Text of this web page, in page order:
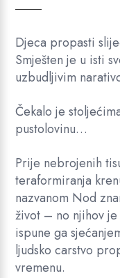
Djeca propasti
Smješten je u isti
uzbudljivim
Čekalo je
pustolovinu…
Prije nebrojenih
teraformiranja
nazvanom Nod
život – no njihov
ispune ga
ljudsko carstvo
vremenu.